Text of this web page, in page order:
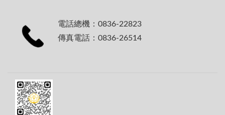
電話總機：0836-22823
傳真電話：0836-26514